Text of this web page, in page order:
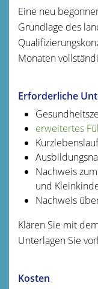
Eine neu
Grundlage des
Monaten
Erforderliche
erweitertes
Kurzlebenslauf
Nachweis
und
Nachweis
Klären Sie mit
Unterlagen Sie
Kosten